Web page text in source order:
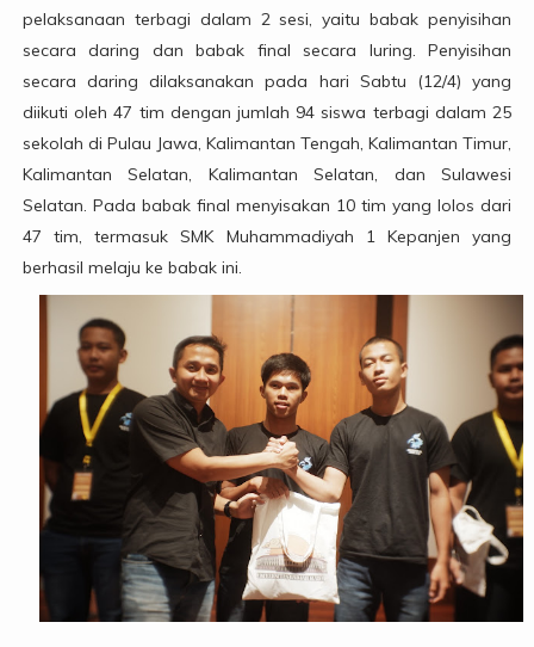
pelaksanaan terbagi dalam 2 sesi, yaitu babak penyisihan
secara daring dan babak final secara luring. Penyisihan
secara daring dilaksanakan pada hari Sabtu (12/4) yang
diikuti oleh 47 tim dengan jumlah 94 siswa terbagi dalam 25
sekolah di Pulau Jawa, Kalimantan Tengah, Kalimantan Timur,
Kalimantan Selatan, Kalimantan Selatan, dan Sulawesi
Selatan. Pada babak final menyisakan 10 tim yang lolos dari
47 tim, termasuk SMK Muhammadiyah 1 Kepanjen yang
berhasil melaju ke babak ini.